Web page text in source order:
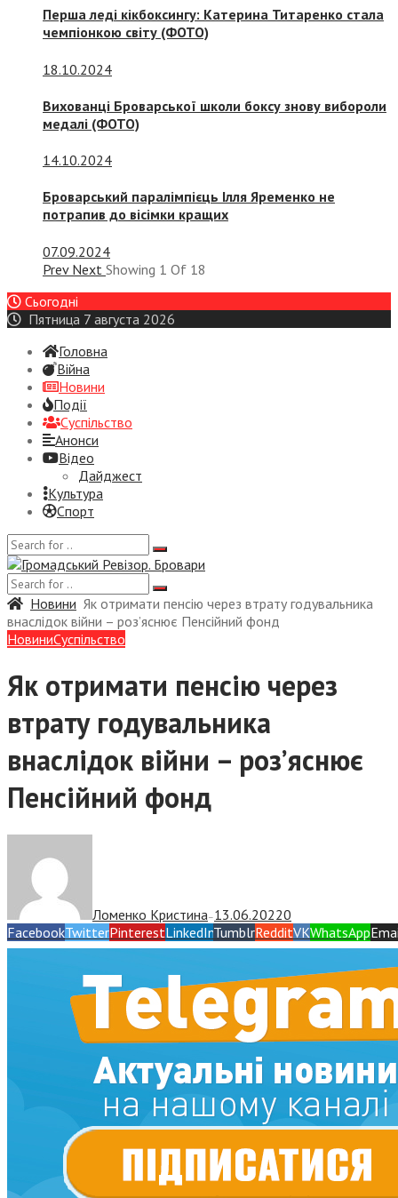
Перша леді кікбоксингу: Катерина Титаренко стала
чемпіонкою світу (ФОТО)
18.10.2024
Вихованці Броварської школи боксу знову вибороли
медалі (ФОТО)
14.10.2024
Броварський паралімпієць Ілля Яременко не
потрапив до вісімки кращих
07.09.2024
Prev Next Showing 1 Of 18
Сьогодні
Пятница 7 августа 2026
Головна
Війна
Новини
Події
Суспiльство
Анонси
Відео
Дайджест
Культура
Спорт
Новини Як отримати пенсію через втрату годувальника
внаслідок війни – роз’яснює Пенсійний фонд
НовиниСуспiльство
Як отримати пенсію через
втрату годувальника
внаслідок війни – роз’яснює
Пенсійний фонд
Ломенко Кристина— 13.06.20220
FacebookTwitterPinterestLinkedInTumblrRedditVKWhatsApp